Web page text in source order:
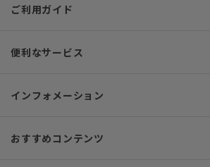
ご利用ガイド
便利なサービス
インフォメーション
おすすめコンテンツ